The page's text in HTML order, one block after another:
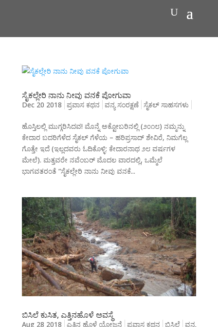
ಸೈಕಲ್ಲೇರಿ ನಾನು ನೀವು ವನಕೆ ಪೋಗುವಾ
Dec 20 2018 ಪ್ರವಾಸ ಕಥನ ವನ್ಯ ಸಂರಕ್ಷಣೆ ಸೈಕಲ್ ಸಾಹಸಗಳು
ಹೊಸ್ತಿಲಲ್ಲಿ ಮುಗ್ಗರಿಸಿದವ! ಮೊನ್ನೆ ಅಕ್ಟೋಬರಿನಲ್ಲಿ (೨೦೧೮) ನಮ್ಮನ್ನು
ಕೇದಾರ ಬದರಿಗೆಳೆದ ಸೈಕಲ್ ಗೆಳೆಯ – ಹರಿಪ್ರಸಾದ್ ಶೇವಿರೆ, ನಿಮಗೆಲ್ಲ
ಗೊತ್ತೇ ಇದೆ (ಇಲ್ಲದವರು ಓದಿಕೊಳ್ಳಿ: ಕೇದಾರನಾಥ ೨೮ ವರ್ಷಗಳ
ಮೇಲೆ). ಮತ್ತವರೇ ನವೆಂಬರ್ ಮೊದಲ ವಾರದಲ್ಲಿ, ಒಮ್ಮೆಲೆ
ಭಾಗವತರಂತೆ “ಸೈಕಲ್ಲೇರಿ ನಾನು ನೀವು ವನಕೆ...
ಬಿಸಿಲೆ ಕುಸಿತ, ಎತ್ತಿನಹೊಳೆ ಅವಸ್ಥೆ
Aug 28 2018 ಎತ್ತಿನ ಹೊಳೆ ಯೋಜನೆ ಪ್ರವಾಸ ಕಥನ ಬಿಸಿಲೆ ವನ್ಯ